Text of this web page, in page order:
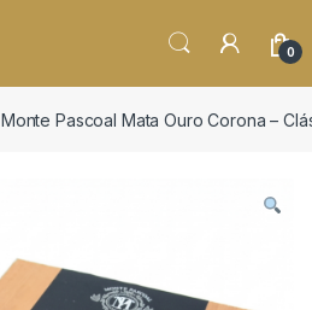
0
Monte Pascoal Mata Ouro Corona –